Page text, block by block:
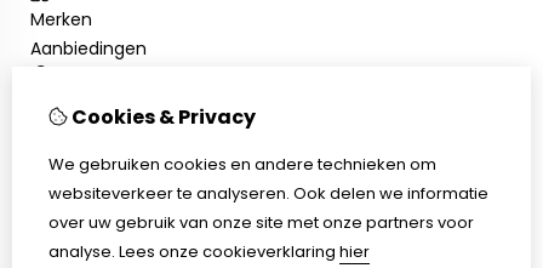
Merken
Aanbiedingen
Inloggen
Nieuwsbrief
Klantenservice
Contact
Sitemap
Cookies & Privacy
We gebruiken cookies en andere technieken om
websiteverkeer te analyseren. Ook delen we informatie
over uw gebruik van onze site met onze partners voor
analyse. Lees onze cookieverklaring hier